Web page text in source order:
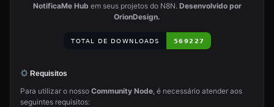
NotificaMe Hub em seus projetos do N8N. Desenvolvido por
OrionDesign.
Requisitos
Para utilizar o nosso Community Node , é necessário atender aos
seguintes requisitos: